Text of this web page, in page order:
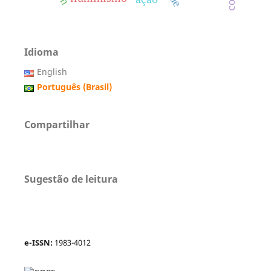
Idioma
English
Português (Brasil)
Compartilhar
Sugestão de leitura
e-ISSN: 1983-4012